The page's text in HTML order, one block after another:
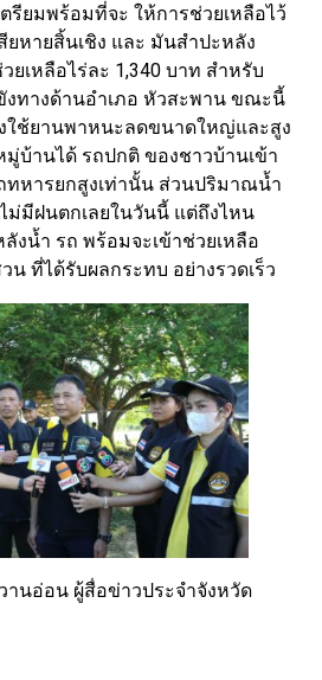
ตรียมพร้อมที่จะ ให้การช่วยเหลือไว้
ยหายสิ้นเชิง และ มันสําปะหลัง
ยเหลือไร่ละ 1,340 บาท สำหรับ
ทางด้านอำเภอ หัวสะพาน ขณะนี้
ใช้ยานพาหนะลดขนาดใหญ่และสูง
มู่บ้านได้ รถปกติ ของชาวบ้านเข้า
ทหารยกสูงเท่านั้น ส่วนปริมาณน้ำ
มีฝนตกเลยในวันนี้ แต่ถึงไหน
งน้ำ รถ พร้อมจะเข้าช่วยเหลือ
น ที่ได้รับผลกระทบ อย่างรวดเร็ว
นอ่อน ผู้สื่อข่าวประจำจังหวัด